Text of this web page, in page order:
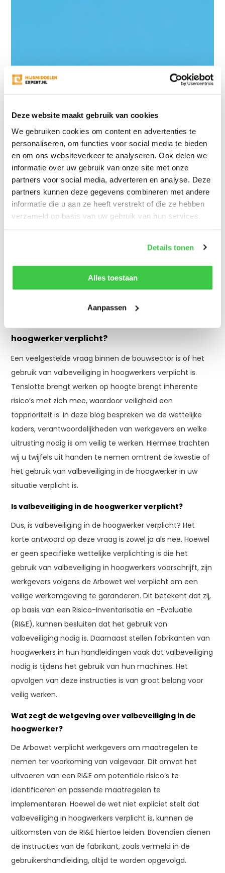
Deze website maakt gebruik van cookies
We gebruiken cookies om content en advertenties te
personaliseren, om functies voor social media te bieden
en om ons websiteverkeer te analyseren. Ook delen we
informatie over uw gebruik van onze site met onze
partners voor social media, adverteren en analyse. Deze
partners kunnen deze gegevens combineren met andere
informatie die u aan ze heeft verstrekt of die ze hebben
verzameld op basis van uw gebruik van hun services.
Details tonen
Alles toestaan
Aanpassen
hoogwerker verplicht?
Een veelgestelde vraag binnen de bouwsector is of het
gebruik van valbeveiliging in hoogwerkers verplicht is.
Tenslotte brengt werken op hoogte brengt inherente
risico’s met zich mee, waardoor veiligheid een
topprioriteit is. In deze blog bespreken we de wettelijke
kaders, verantwoordelijkheden van werkgevers en welke
uitrusting nodig is om veilig te werken. Hiermee trachten
wij u twijfels uit handen te nemen omtrent de kwestie of
het gebruik van valbeveiliging in de hoogwerker in uw
situatie verplicht is.
Is valbeveiliging in de hoogwerker verplicht?
Dus, is valbeveiliging in de hoogwerker verplicht? Het
korte antwoord op deze vraag is zowel ja als nee. Hoewel
er geen specifieke wettelijke verplichting is die het
gebruik van valbeveiliging in hoogwerkers voorschrijft, zijn
werkgevers volgens de Arbowet wel verplicht om een
veilige werkomgeving te garanderen. Dit betekent dat zij,
op basis van een Risico-Inventarisatie en -Evaluatie
(RI&E), kunnen besluiten dat het gebruik van
valbeveiliging nodig is. Daarnaast stellen fabrikanten van
hoogwerkers in hun handleidingen vaak dat valbeveiliging
nodig is tijdens het gebruik van hun machines. Het
opvolgen van deze instructies is van groot belang voor
veilig werken.
Wat zegt de wetgeving over valbeveiliging in de
hoogwerker?
De Arbowet verplicht werkgevers om maatregelen te
nemen ter voorkoming van valgevaar. Dit omvat het
uitvoeren van een RI&E om potentiële risico’s te
identificeren en passende maatregelen te
implementeren. Hoewel de wet niet expliciet stelt dat
valbeveiliging in hoogwerkers verplicht is, kunnen de
uitkomsten van de RI&E hiertoe leiden. Bovendien dienen
de instructies van de fabrikant, zoals vermeld in de
gebruikershandleiding, altijd te worden opgevolgd.